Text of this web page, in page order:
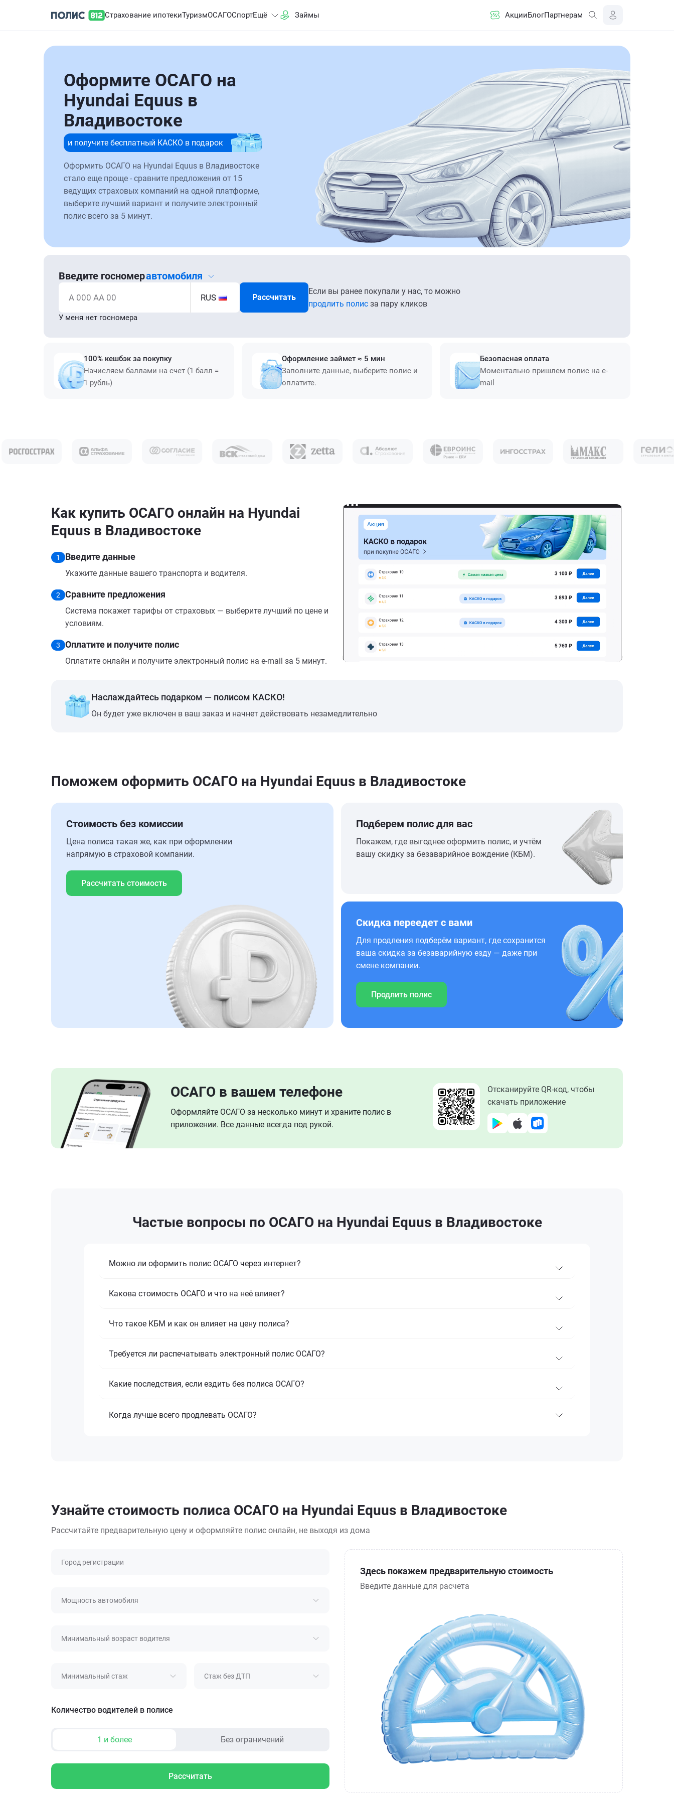
Страхование ипотекиТуризмОСАГОСпортЕщё Займы АкцииБлогПартнерам
Оформите ОСАГО на
Hyundai Equus в
Владивостоке
и получите бесплатный КАСКО в подарок
Оформить ОСАГО на Hyundai Equus в Владивостоке
стало еще проще - сравните предложения от 15
ведущих страховых компаний на одной платформе,
выберите лучший вариант и получите электронный
полис всего за 5 минут.
Введите госномеравтомобиля
А 000 АА 00 RUS Рассчитать
Если вы ранее покупали у нас, то можно
продлить полис за пару кликов
У меня нет госномера
100% кешбэк за покупку
Начисляем баллами на счет (1 балл =
1 рубль)
Оформление займет ≈ 5 мин
Заполните данные, выберите полис и
оплатите.
Безопасная оплата
Моментально пришлем полис на e-
mail
Как купить ОСАГО онлайн на Hyundai
Equus в Владивостоке
1 Введите данные
Укажите данные вашего транспорта и водителя.
2 Сравните предложения
Система покажет тарифы от страховых — выберите лучший по цене и
условиям.
3 Оплатите и получите полис
Оплатите онлайн и получите электронный полис на e-mail за 5 минут.
Наслаждайтесь подарком — полисом КАСКО!
Он будет уже включен в ваш заказ и начнет действовать незамедлительно
Поможем оформить ОСАГО на Hyundai Equus в Владивостоке
Стоимость без комиссии
Цена полиса такая же, как при оформлении
напрямую в страховой компании.
Рассчитать стоимость
Подберем полис для вас
Покажем, где выгоднее оформить полис, и учтём
вашу скидку за безаварийное вождение (КБМ).
Скидка переедет с вами
Для продления подберём вариант, где сохранится
ваша скидка за безаварийную езду — даже при
смене компании.
Продлить полис
ОСАГО в вашем телефоне
Оформляйте ОСАГО за несколько минут и храните полис в
приложении. Все данные всегда под рукой.
Отсканируйте QR-код, чтобы
скачать приложение
Частые вопросы по ОСАГО на Hyundai Equus в Владивостоке
Можно ли оформить полис ОСАГО через интернет?
Какова стоимость ОСАГО и что на неё влияет?
Что такое КБМ и как он влияет на цену полиса?
Требуется ли распечатывать электронный полис ОСАГО?
Какие последствия, если ездить без полиса ОСАГО?
Когда лучше всего продлевать ОСАГО?
Узнайте стоимость полиса ОСАГО на Hyundai Equus в Владивостоке
Рассчитайте предварительную цену и оформляйте полис онлайн, не выходя из дома
Город регистрации
Мощность автомобиля
Минимальный возраст водителя
Минимальный стаж Стаж без ДТП
Количество водителей в полисе
1 и более Без ограничений
Рассчитать
Здесь покажем предварительную стоимость
Введите данные для расчета